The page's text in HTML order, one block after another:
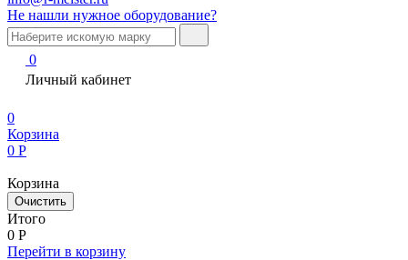
Не нашли нужное оборудование?
0
Личный кабинет
0
Корзина
0 Р
Корзина
Очистить
Итого
0 Р
Перейти в корзину